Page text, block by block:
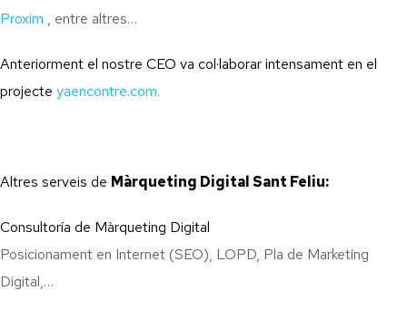
Proxim , entre altres…
Anteriorment el nostre CEO va col·laborar intensament en el
projecte yaencontre.com.
Altres serveis de Màrqueting Digital Sant Feliu:
Consultoría de Màrqueting Digital
Posicionament en Internet (SEO), LOPD, Pla de Marketing
Digital,…